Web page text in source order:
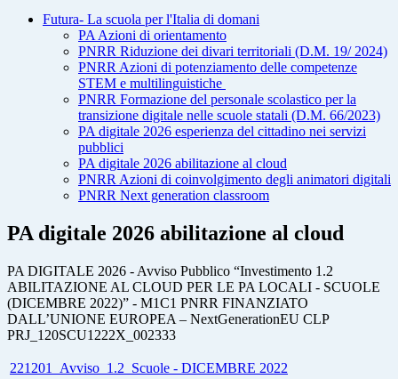
Futura- La scuola per l'Italia di domani
PA Azioni di orientamento
PNRR Riduzione dei divari territoriali (D.M. 19/ 2024)
PNRR Azioni di potenziamento delle competenze
STEM e multilinguistiche
PNRR Formazione del personale scolastico per la
transizione digitale nelle scuole statali (D.M. 66/2023)
PA digitale 2026 esperienza del cittadino nei servizi
pubblici
PA digitale 2026 abilitazione al cloud
PNRR Azioni di coinvolgimento degli animatori digitali
PNRR Next generation classroom
PA digitale 2026 abilitazione al cloud
PA DIGITALE 2026 - Avviso Pubblico “Investimento 1.2
ABILITAZIONE AL CLOUD PER LE PA LOCALI - SCUOLE
(DICEMBRE 2022)” - M1C1 PNRR FINANZIATO
DALL’UNIONE EUROPEA – NextGenerationEU CLP
PRJ_120SCU1222X_002333
221201_Avviso_1.2_Scuole - DICEMBRE 2022